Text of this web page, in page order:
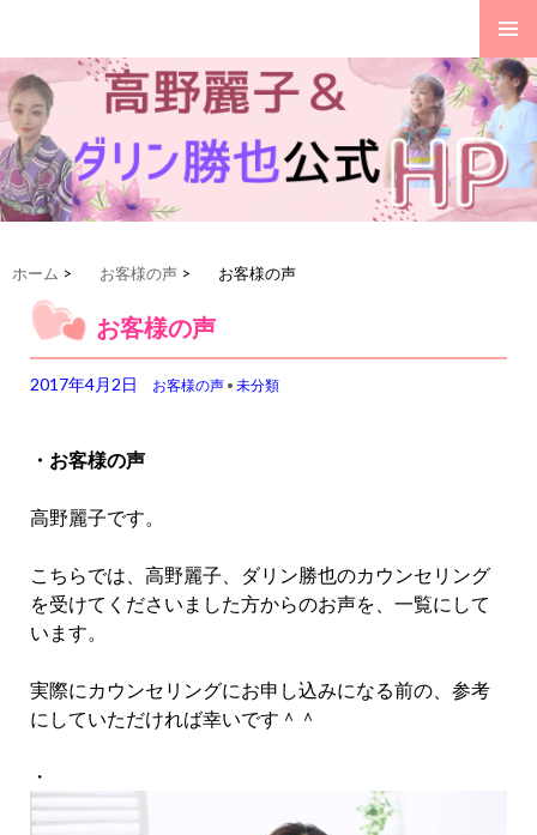
ホーム > お客様の声 > お客様の声
お客様の声
2017年4月2日 お客様の声 • 未分類
・お客様の声
高野麗子です。
こちらでは、高野麗子、ダリン勝也のカウンセリング
を受けてくださいました方からのお声を、一覧にして
います。
実際にカウンセリングにお申し込みになる前の、参考
にしていただければ幸いです＾＾
・